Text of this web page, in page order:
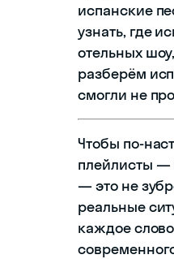
испанские
узнать, где
отельных
разберём
смогли не
Чтобы по-
плейлисты —
— это не
реальные
каждое